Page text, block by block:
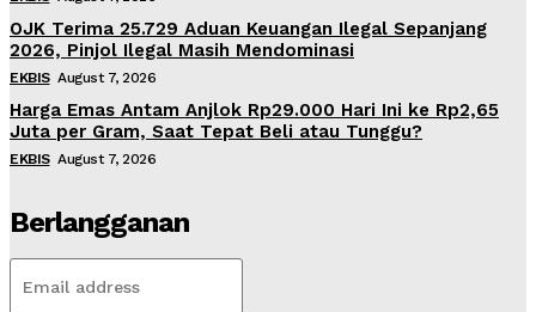
OJK Terima 25.729 Aduan Keuangan Ilegal Sepanjang
2026, Pinjol Ilegal Masih Mendominasi
EKBIS August 7, 2026
Harga Emas Antam Anjlok Rp29.000 Hari Ini ke Rp2,65
Juta per Gram, Saat Tepat Beli atau Tunggu?
EKBIS August 7, 2026
Berlangganan